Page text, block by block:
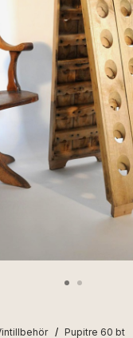
Pupitre 60 bt